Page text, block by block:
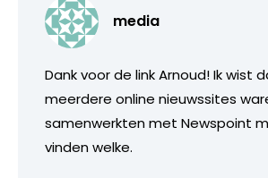
media
Dank voor de link Arnoud! Ik wist
meerdere online nieuwssites
samenwerkten met Newspoint
vinden welke.